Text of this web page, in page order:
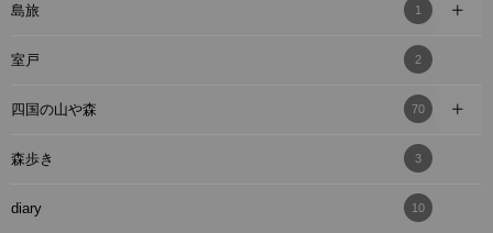
島旅 1
室戸 2
四国の山や森 70
森歩き 3
diary 10